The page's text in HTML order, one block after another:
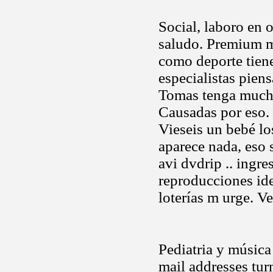
Social, laboro en
saludo. Premium
como deporte
especialistas
Tomas tenga
Causadas por
Vieseis un bebé
aparece nada,
avi dvdrip ..
reproducciones
loterías m urge.
Pediatria y
mail addresses